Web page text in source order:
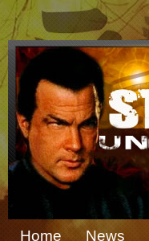
Home News